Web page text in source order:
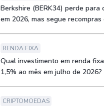
Berkshire (BERK34) perde para
em 2026, mas segue
RENDA FIXA
Qual investimento em renda
1,5% ao mês em julho de 2026?
CRIPTOMOEDAS